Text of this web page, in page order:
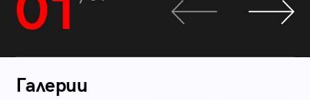
Галерии